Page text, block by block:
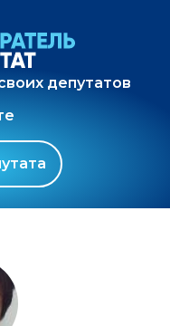
депутатов